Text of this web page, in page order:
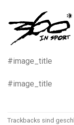
#image_title
#image_title
Trackbacks sind